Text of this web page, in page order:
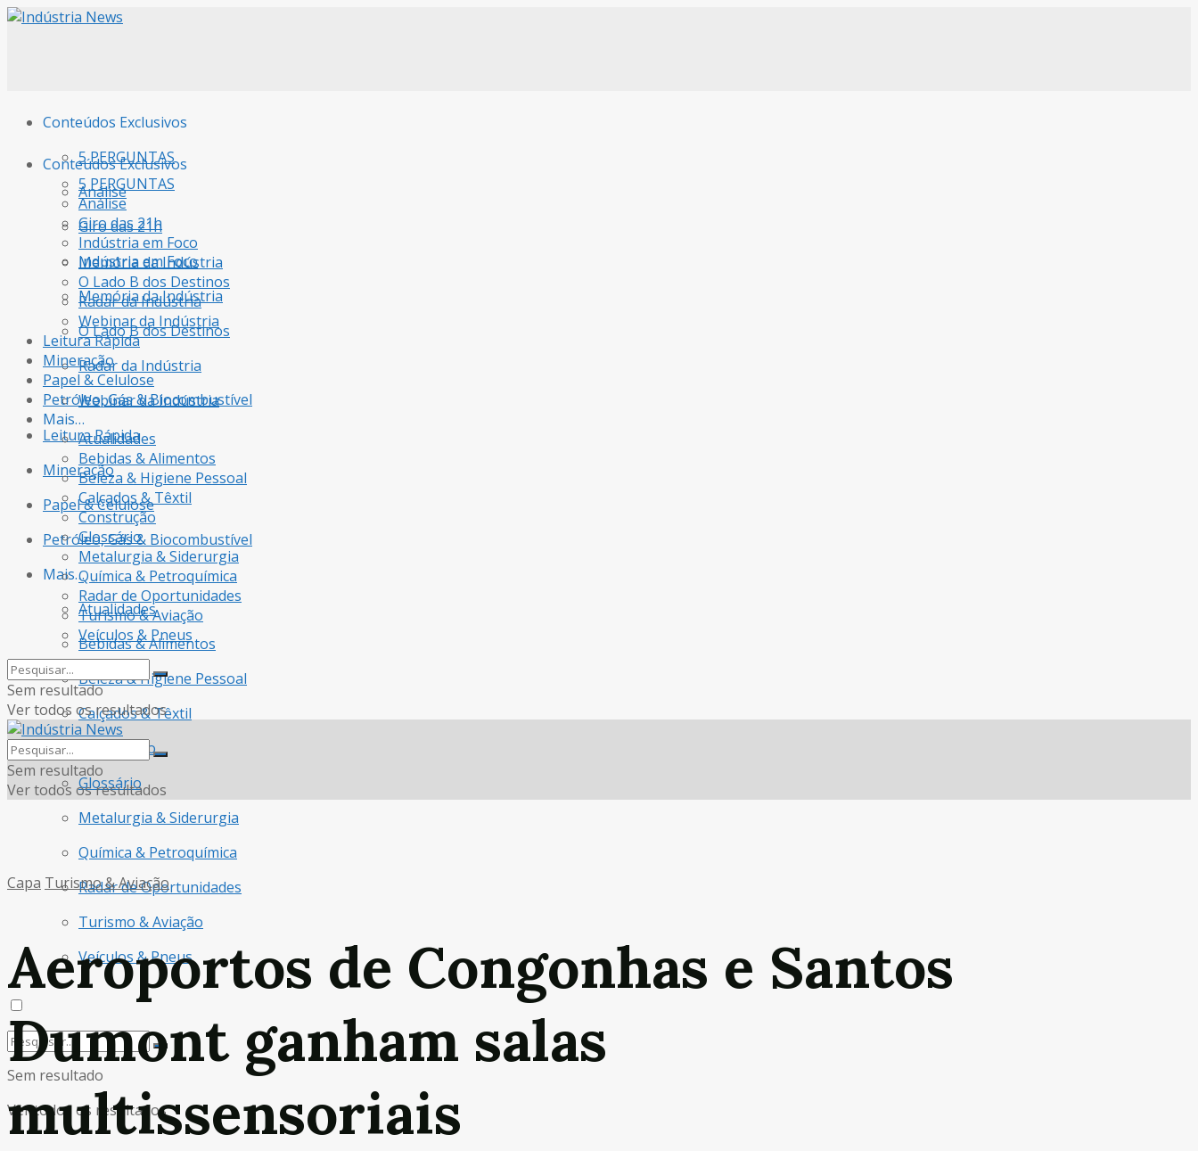
Conteúdos Exclusivos
5 PERGUNTAS
Análise
Giro das 21h
Indústria em Foco
Memória da Indústria
O Lado B dos Destinos
Radar da Indústria
Webinar da Indústria
Leitura Rápida
Mineração
Papel & Celulose
Petróleo, Gás & Biocombustível
Mais…
Atualidades
Bebidas & Alimentos
Beleza & Higiene Pessoal
Calçados & Têxtil
Construção
Glossário
Metalurgia & Siderurgia
Química & Petroquímica
Radar de Oportunidades
Turismo & Aviação
Veículos & Pneus
Sem resultado
Ver todos os resultados
Conteúdos Exclusivos
5 PERGUNTAS
Análise
Giro das 21h
Indústria em Foco
Memória da Indústria
O Lado B dos Destinos
Radar da Indústria
Webinar da Indústria
Leitura Rápida
Mineração
Papel & Celulose
Petróleo, Gás & Biocombustível
Mais…
Atualidades
Bebidas & Alimentos
Beleza & Higiene Pessoal
Calçados & Têxtil
Construção
Glossário
Metalurgia & Siderurgia
Química & Petroquímica
Radar de Oportunidades
Turismo & Aviação
Veículos & Pneus
Sem resultado
Ver todos os resultados
Sem resultado
Ver todos os resultados
Capa Turismo & Aviação
Aeroportos de Congonhas e Santos
Dumont ganham salas
multissensoriais